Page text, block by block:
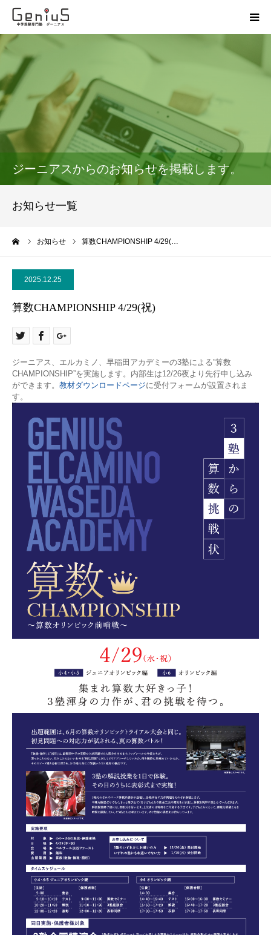
ジーニアスからのお知らせを掲載します。
お知らせ一覧
お知らせ 算数CHAMPIONSHIP 4/29(…
2025.12.25
算数CHAMPIONSHIP 4/29(祝)
ジーニアス、エルカミノ、早稲田アカデミーの3塾による”算数
CHAMPIONSHIP”を実施します。内部生は12/26夜より先行申し込み
ができます。 教材ダウンロードページに受付フォームが設置されま
す。
志望校別特訓
模試
お問い合わせ